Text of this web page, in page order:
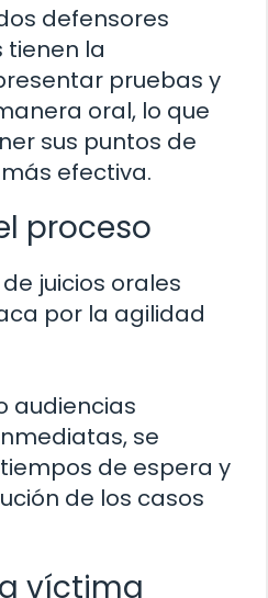
defensores
tienen la
pruebas y
oral, lo que
sus puntos de
efectiva.
proceso
juicios orales
por la agilidad
audiencias
se
de espera y
de los casos
víctima